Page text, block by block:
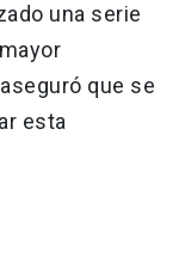
una serie
que se
esta